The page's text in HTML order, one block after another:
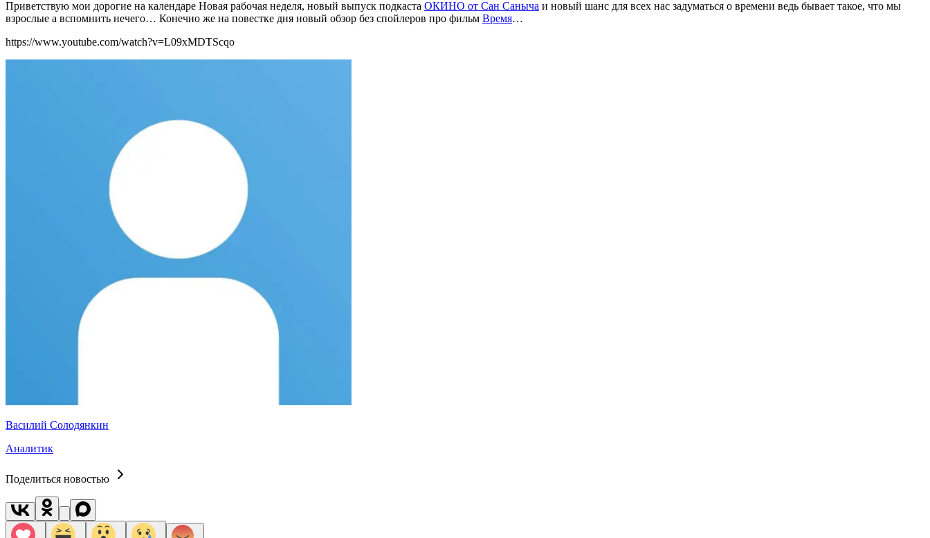
Приветствую мои дорогие на календаре Новая рабочая неделя, новый выпуск подкаста ОКИНО от Сан Саныча и новый шанс для всех нас задуматься о времени ведь бывает такое, что мы
взрослые а вспомнить нечего… Конечно же на повестке дня новый обзор без спойлеров про фильм Время…
https://www.youtube.com/watch?v=L09xMDTScqo
Василий Солодянкин
Аналитик
Поделиться новостью